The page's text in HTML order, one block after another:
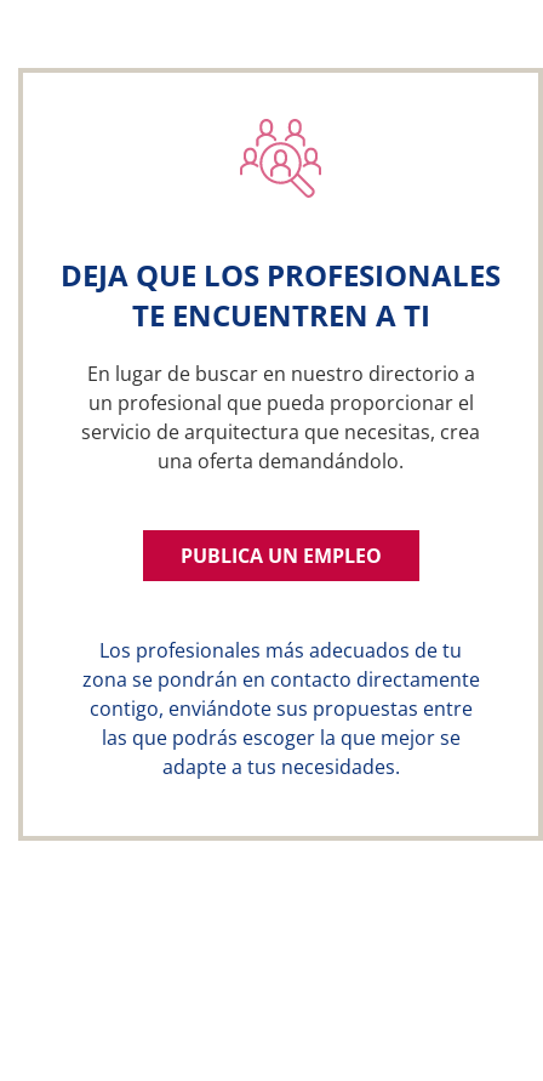
DEJA QUE LOS PROFESIONALES
TE ENCUENTREN A TI
En lugar de buscar en nuestro directorio a
un profesional que pueda proporcionar el
servicio de arquitectura que necesitas, crea
una oferta demandándolo.
PUBLICA UN EMPLEO
Los profesionales más adecuados de tu
zona se pondrán en contacto directamente
contigo, enviándote sus propuestas entre
las que podrás escoger la que mejor se
adapte a tus necesidades.